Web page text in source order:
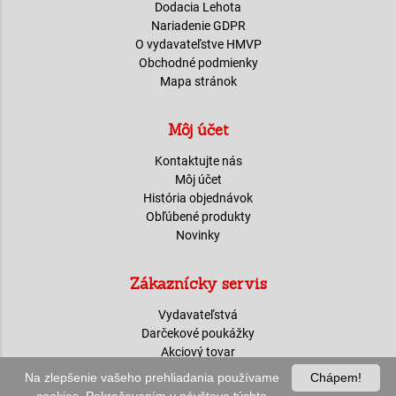
Dodacia Lehota
Nariadenie GDPR
O vydavateľstve HMVP
Obchodné podmienky
Mapa stránok
Môj účet
Kontaktujte nás
Môj účet
História objednávok
Obľúbené produkty
Novinky
Zákaznícky servis
Vydavateľstvá
Darčekové poukážky
Akciový tovar
Chápem!
Na zlepšenie vašeho prehliadania používame